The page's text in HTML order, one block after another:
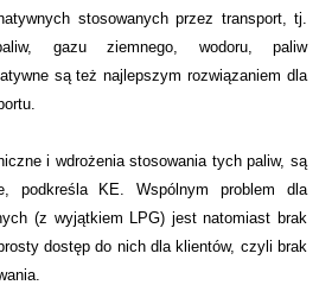
stosowanych przez transport, tj.
gazu ziemnego, wodoru, paliw
są też najlepszym rozwiązaniem dla
i wdrożenia stosowania tych paliw, są
podkreśla KE. Wspólnym problem dla
(z wyjątkiem LPG) jest natomiast brak
dostęp do nich dla klientów, czyli brak